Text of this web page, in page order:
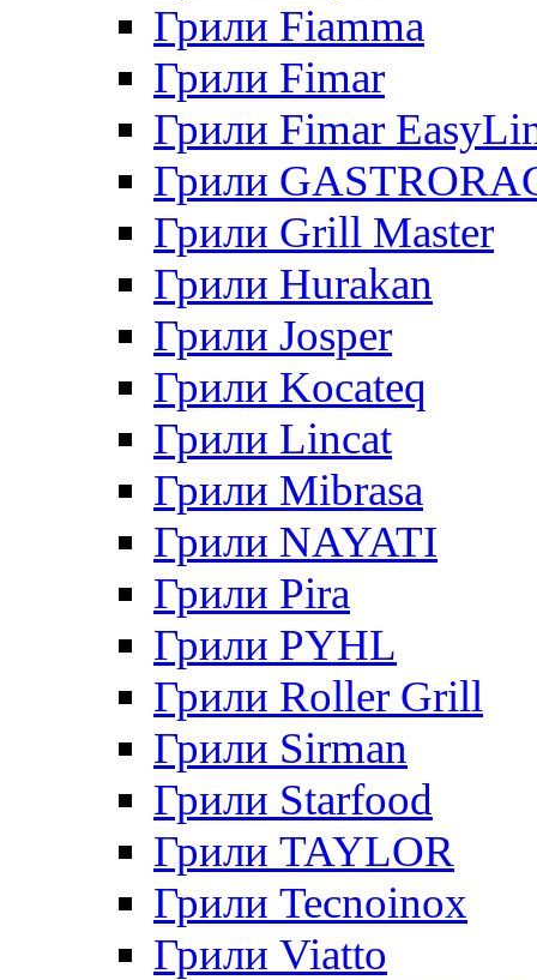
Грили Fiamma
Грили Fimar
Грили Fimar
Грили
Грили Grill Master
Грили Hurakan
Грили Josper
Грили Kocateq
Грили Lincat
Грили Mibrasa
Грили NAYATI
Грили Pira
Грили PYHL
Грили Roller Grill
Грили Sirman
Грили Starfood
Грили TAYLOR
Грили Tecnoinox
Грили Viatto